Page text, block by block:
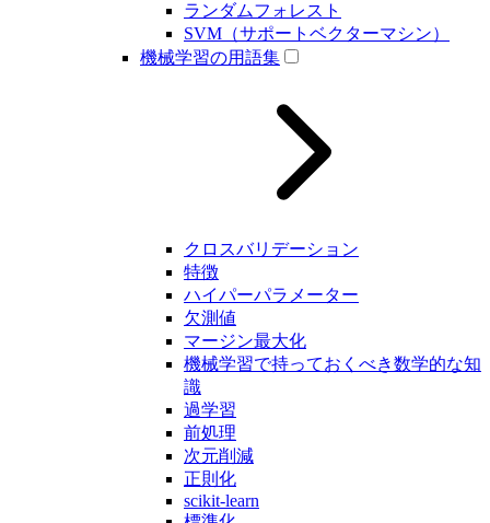
ランダムフォレスト
SVM（サポートベクターマシン）
機械学習の用語集
クロスバリデーション
特徴
ハイパーパラメーター
欠測値
マージン最大化
機械学習で持っておくべき数学的な知
識
過学習
前処理
次元削減
正則化
scikit-learn